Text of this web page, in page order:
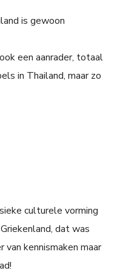
is gewoon
een aanrader, totaal
in Thailand, maar zo
culturele vorming
dat was
kennismaken maar